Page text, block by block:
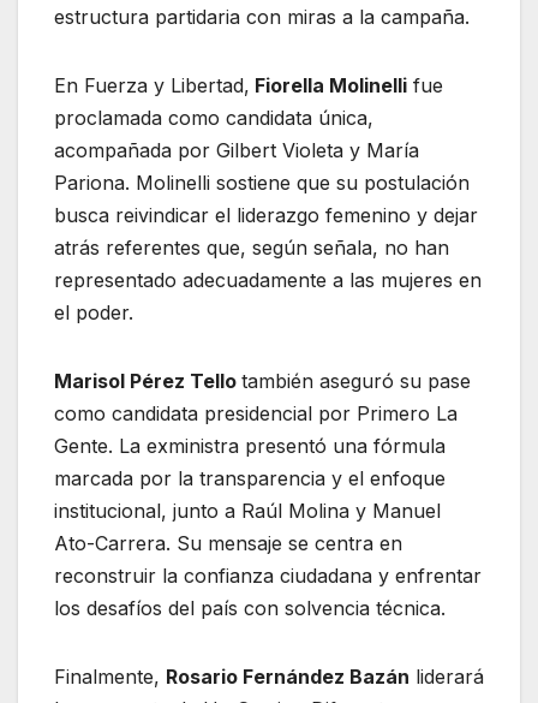
estructura partidaria con miras a la campaña.
En Fuerza y Libertad, Fiorella Molinelli fue
proclamada como candidata única,
acompañada por Gilbert Violeta y María
Pariona. Molinelli sostiene que su postulación
busca reivindicar el liderazgo femenino y dejar
atrás referentes que, según señala, no han
representado adecuadamente a las mujeres en
el poder.
Marisol Pérez Tello también aseguró su pase
como candidata presidencial por Primero La
Gente. La exministra presentó una fórmula
marcada por la transparencia y el enfoque
institucional, junto a Raúl Molina y Manuel
Ato-Carrera. Su mensaje se centra en
reconstruir la confianza ciudadana y enfrentar
los desafíos del país con solvencia técnica.
Finalmente, Rosario Fernández Bazán liderará